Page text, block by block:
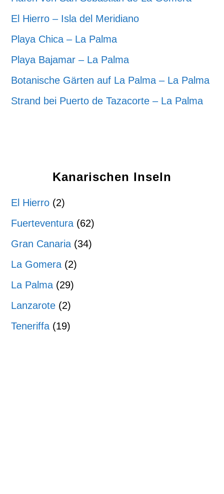
El Hierro – Isla del Meridiano
Playa Chica – La Palma
Playa Bajamar – La Palma
Botanische Gärten auf La Palma – La Palma
Strand bei Puerto de Tazacorte – La Palma
Kanarischen Inseln
El Hierro (2)
Fuerteventura (62)
Gran Canaria (34)
La Gomera (2)
La Palma (29)
Lanzarote (2)
Teneriffa (19)